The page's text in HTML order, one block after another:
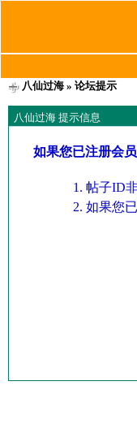
八仙过海» 论坛提示
八仙过海 提示信息
如果您已注册会
帖子ID
如果您